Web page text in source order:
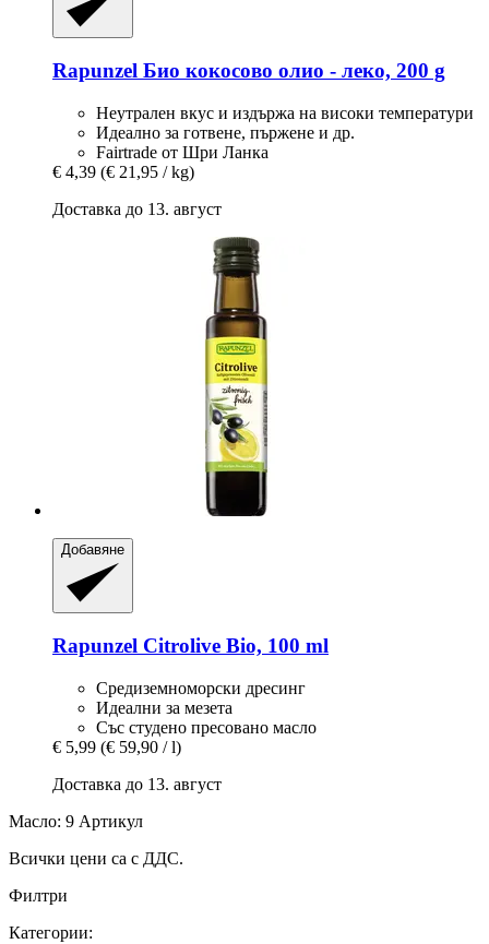
Rapunzel Био кокосово олио -​ леко, 200 g
Неутрален вкус и издържа на високи температури
Идеално за готвене, пържене и др.
Fairtrade от Шри Ланка
€ 4,39 (€ 21,95 / kg)
Доставка до 13. август
Добавяне
Rapunzel Citrolive Bio, 100 ml
Средиземноморски дресинг
Идеални за мезета
Със студено пресовано масло
€ 5,99 (€ 59,90 / l)
Доставка до 13. август
Масло: 9 Артикул
Всички цени са с ДДС.
Филтри
Категории: